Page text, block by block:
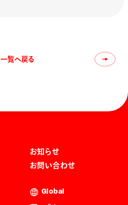
一覧へ戻る
お知らせ
お問い合わせ
Global